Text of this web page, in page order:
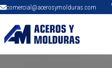
comercial@acerosymolduras.com